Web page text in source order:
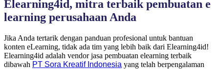
Elearning4id, mitra terbaik pembuatan e
learning perusahaan Anda
Jika Anda tertarik dengan panduan profesional untuk bantuan
konten eLearning, tidak ada tim yang lebih baik dari Elearning4id!
Elearning4id adalah vendor jasa pembuatan elearning terbaik
dibawah PT Sora Kreatif Indonesia yang telah berpengalaman